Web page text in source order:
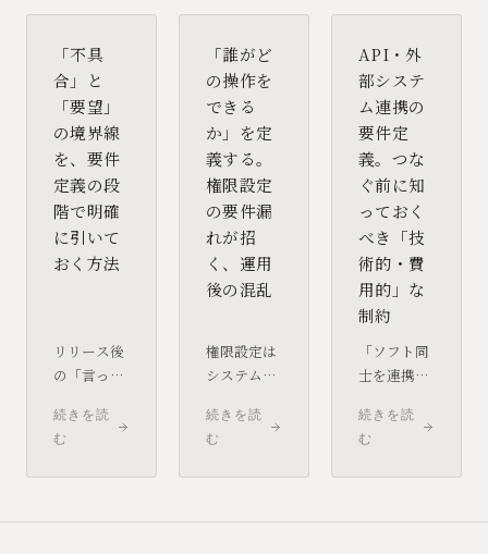
「不具
合」と
「要望」
の境界線
を、要件
定義の段
階で明確
に引いて
おく方法
リリース後
の「言った
は、発注者
とベンダー
す。追加費
続きを読
む
「誰がど
の操作を
できる
か」を定
義する。
権限設定
の要件漏
れが招
く、運用
後の混乱
権限設定は
システムの
開発後半の
変更は多額
組織図に基
続きを読
む
API・外
部システ
ム連携の
要件定
義。つな
ぐ前に知
っておく
べき「技
術的・費
用的」な
制約
「ソフト同
士を連携さ
利」という
安易な期待
走させま
続きを読
む